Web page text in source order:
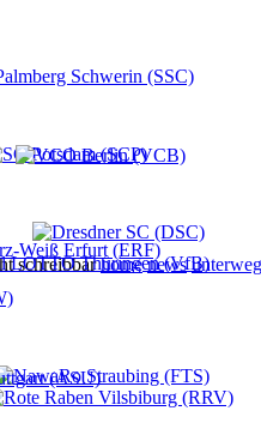
schreibbarhome news